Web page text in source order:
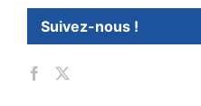
Suivez-nous !